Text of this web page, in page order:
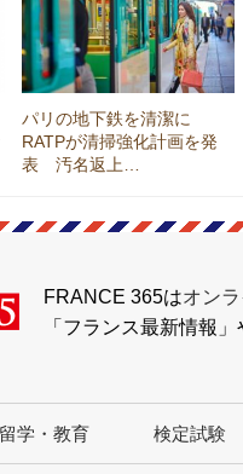
パリの地下鉄を清潔に
RATPが清掃強化計画を発
表 汚名返上…
FRANCE 365はオン
「フランス最新情報
留学・教育 検定試験